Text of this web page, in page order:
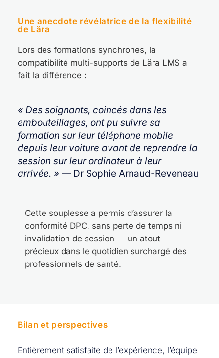
Une anecdote révélatrice de la flexibilité
de Lära
Lors des formations synchrones, la
compatibilité multi-supports de Lära LMS a
fait la différence :
« Des soignants, coincés dans les
embouteillages, ont pu suivre sa
formation sur leur téléphone mobile
depuis leur voiture avant de reprendre la
session sur leur ordinateur à leur
arrivée. » — Dr Sophie Arnaud-Reveneau
Cette souplesse a permis d’assurer la
conformité DPC, sans perte de temps ni
invalidation de session — un atout
précieux dans le quotidien surchargé des
professionnels de santé.
Bilan et perspectives
Entièrement satisfaite de l’expérience, l’équipe